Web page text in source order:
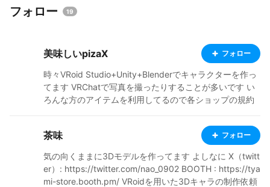
フォロー 19
美味しいpizaX フォロー
時々VRoid Studio+Unity+Blenderでキャラクターを作っ
てます VRChatで写真を撮ったりすることが多いです い
ろんな方のアイテムを利用してるので各ショップの規約
力で作る時があったらその時は配布するかもしれません
無料や安価でアイテムを配布・販売してくださっている
ps://pizax.booth.pm/ https://x.com/yummypizzashop
茶味 フォロー
気の向くままに3Dモデルを作ってます よしなに X（twitt
er）: https://twitter.com/nao_0902 BOOTH : https://tya
mi-store.booth.pm/ VRoidを用いた3Dキャラの制作依頼